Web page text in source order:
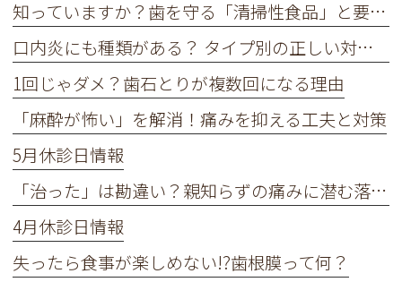
知っていますか？歯を守る「清掃性食品」と要注意の「停滞性食品」
口内炎にも種類がある？ タイプ別の正しい対処法
1回じゃダメ？歯石とりが複数回になる理由
「麻酔が怖い」を解消！痛みを抑える工夫と対策
5月休診日情報
「治った」は勘違い？親知らずの痛みに潜む落とし穴
4月休診日情報
失ったら食事が楽しめない!?歯根膜って何？